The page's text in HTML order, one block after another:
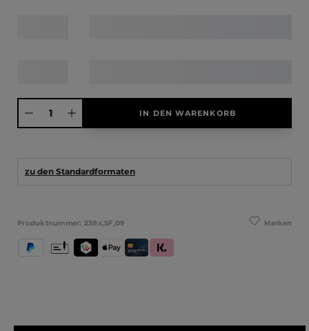
Produkt Anzahl: Gib den gewünschten Wert ein oder benutze die
IN DEN WARENKORB
zu den Standardformaten
Merken
Produktnummer: 238x,SF,09
TWINT
PayPal Apple PayKredit- und Debitkarte
Klarna (Rechnung / Ratenkauf / Sofort)
Vorkasse